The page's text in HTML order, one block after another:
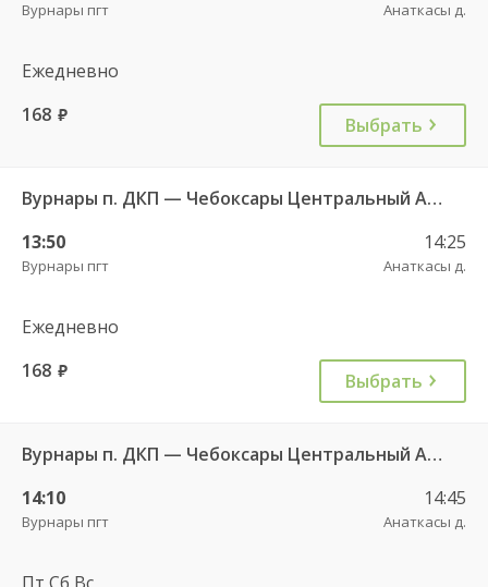
Вурнары пгт Анаткасы д.
Ежедневно
168 руб. Выбрать
Вурнары п. ДКП — Чебоксары Центральный АВ 521
13:50
Вурнары пгт
14:25
Анаткасы д.
Ежедневно
168 руб. Выбрать
Вурнары п. ДКП — Чебоксары Центральный АВ 521
14:10
Вурнары пгт
14:45
Анаткасы д.